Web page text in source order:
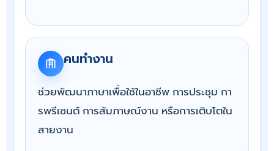
คนทำงาน
ช่วยพัฒนาภาษาเพื่อใช้ในอาชีพ การประชุม กา
รพรีเซนต์ การสัมภาษณ์งาน หรือการเติบโตใน
สายงาน